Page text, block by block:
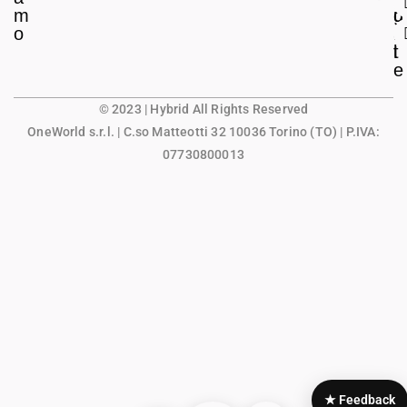
m
o
g
l
e
u
t
© 2023 | Hybrid All Rights Reserved
OneWorld s.r.l. | C.so Matteotti 32 10036 Torino (TO) | P.IVA:
07730800013
★ Feedback